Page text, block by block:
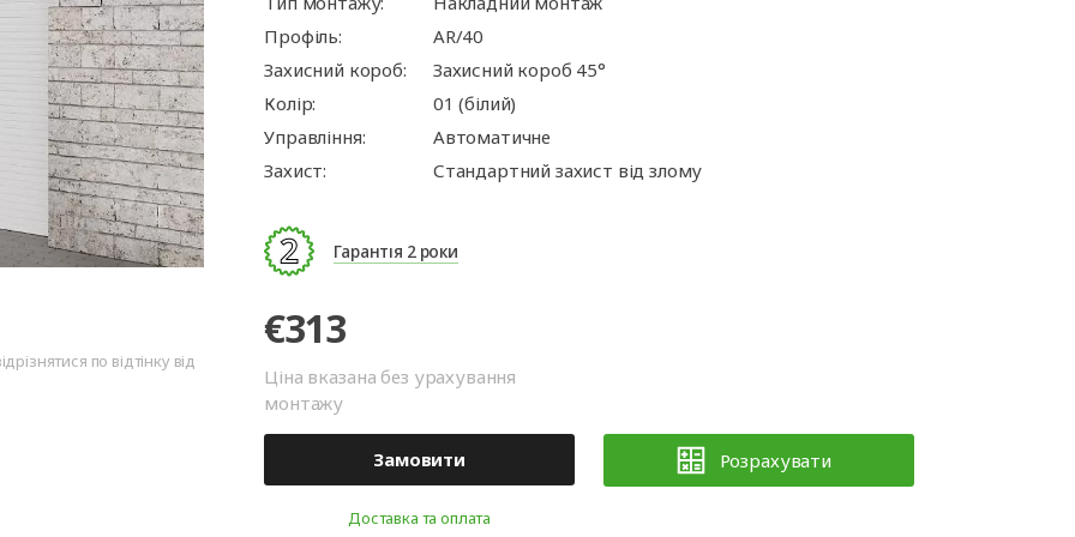
по відтінку від
Профіль:
AR/40
Захисний короб:
Захисний короб 45°
Колір:
01 (білий)
Управління:
Автоматичне
Захист:
Стандартний захист від злому
Гарантія 2 роки
€313
Ціна вказана без урахування
монтажу
Замовити Розрахувати
Доставка та оплата